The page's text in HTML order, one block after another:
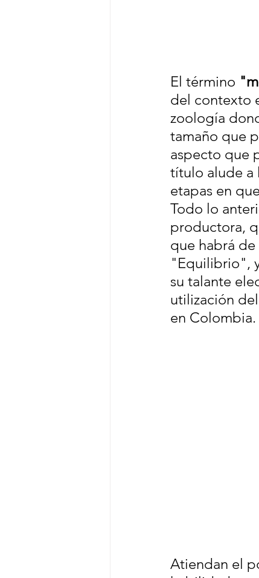
El término
del contexto
zoología
tamaño que
aspecto que
título alude
etapas en
Todo lo
productora,
que habrá de
"Equilibrio",
su talante
utilización del
en Colombia.
Atiendan el